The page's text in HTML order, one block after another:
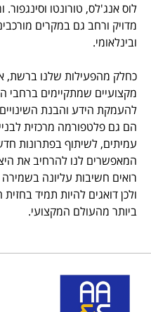
לוס אנג'לס, טורונטו
מדויק ורחב גם במקרים
ובינלאומי.
כחלק מהפעילות שלנו ברשת,
מקצועיים שמתקיימים ברחבי
להעמקת הידע והבנת
הם גם פלטפורמה מרכזית
עמיתים, לשיתוף בפתרונות
המאפשרים לנו להרחיב את
רואים חשיבות עליונה
ולכן דואגים להיות תמיד
ביותר מהעולם המקצועי.